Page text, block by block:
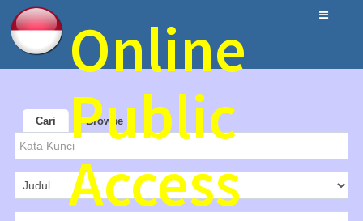
Online
Public
Access
Cari Browse